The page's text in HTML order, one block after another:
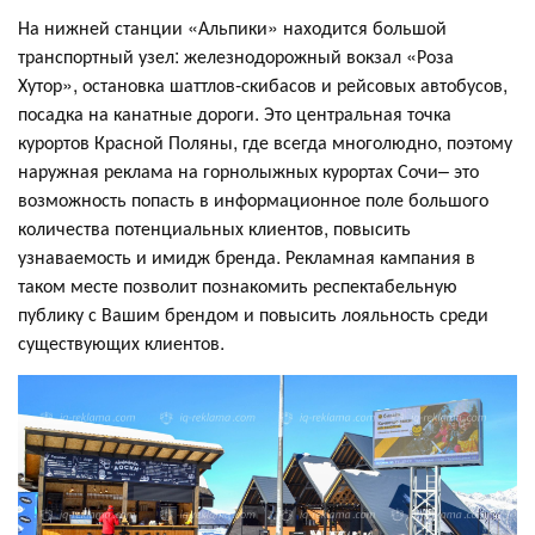
На нижней станции «Альпики» находится большой
транспортный узел: железнодорожный вокзал «Роза
Хутор», остановка шаттлов-скибасов и рейсовых автобусов,
посадка на канатные дороги. Это центральная точка
курортов Красной Поляны, где всегда многолюдно, поэтому
наружная реклама на горнолыжных курортах Сочи– это
возможность попасть в информационное поле большого
количества потенциальных клиентов, повысить
узнаваемость и имидж бренда. Рекламная кампания в
таком месте позволит познакомить респектабельную
публику с Вашим брендом и повысить лояльность среди
существующих клиентов.